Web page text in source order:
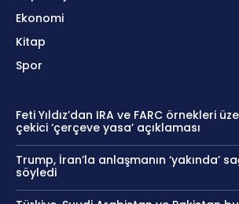
Ekonomi
Kitap
Spor
Feti Yıldız’dan IRA ve FARC örnekleri
çekici ‘çerçeve yasa’ açıklaması
Trump, İran’la anlaşmanın ‘yakında’
söyledi